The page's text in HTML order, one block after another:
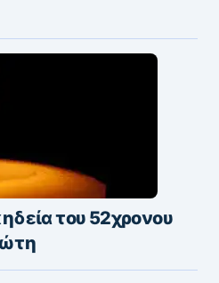
του 52χρονου